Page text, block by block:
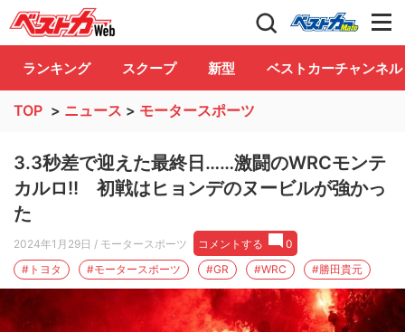
自動車情報誌「ベストカー」 Club
ランキング スクープ 新型 ベストカーチャンネル
TOP > ニュース > モータースポーツ
3.3秒差で迎えた最終日……激闘のWRCモンテ
カルロ!! 初戦はヒョンデのヌービルが強かっ
た
2024年1月29日 / モータースポーツ コメントする
0
#トヨタ
#モータースポーツ #GR #WRC #勝田貴元